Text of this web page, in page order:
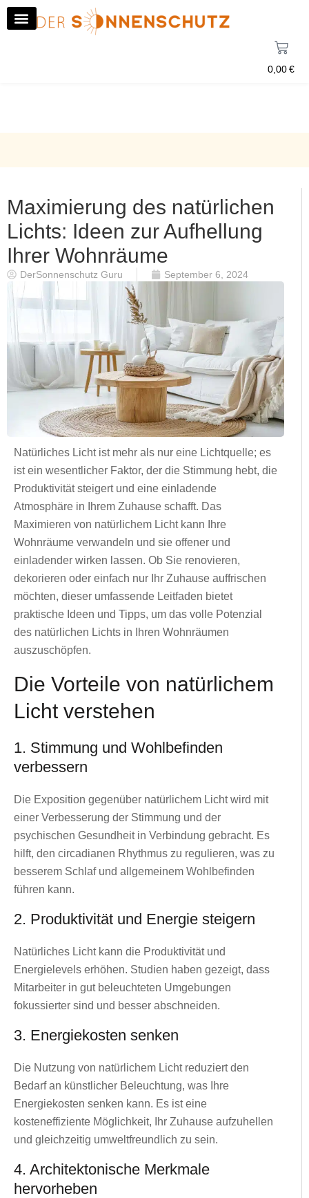
0,00€
Maximierung des natürlichen
Lichts: Ideen zur Aufhellung
Ihrer Wohnräume
DerSonnenschutz Guru September 6, 2024
Natürliches Licht ist mehr als nur eine Lichtquelle; es
ist ein wesentlicher Faktor, der die Stimmung hebt, die
Produktivität steigert und eine einladende
Atmosphäre in Ihrem Zuhause schafft. Das
Maximieren von natürlichem Licht kann Ihre
Wohnräume verwandeln und sie offener und
einladender wirken lassen. Ob Sie renovieren,
dekorieren oder einfach nur Ihr Zuhause auffrischen
möchten, dieser umfassende Leitfaden bietet
praktische Ideen und Tipps, um das volle Potenzial
des natürlichen Lichts in Ihren Wohnräumen
auszuschöpfen.
Die Vorteile von natürlichem
Licht verstehen
1. Stimmung und Wohlbefinden
verbessern
Die Exposition gegenüber natürlichem Licht wird mit
einer Verbesserung der Stimmung und der
psychischen Gesundheit in Verbindung gebracht. Es
hilft, den circadianen Rhythmus zu regulieren, was zu
besserem Schlaf und allgemeinem Wohlbefinden
führen kann.
2. Produktivität und Energie steigern
Natürliches Licht kann die Produktivität und
Energielevels erhöhen. Studien haben gezeigt, dass
Mitarbeiter in gut beleuchteten Umgebungen
fokussierter sind und besser abschneiden.
3. Energiekosten senken
Die Nutzung von natürlichem Licht reduziert den
Bedarf an künstlicher Beleuchtung, was Ihre
Energiekosten senken kann. Es ist eine
kosteneffiziente Möglichkeit, Ihr Zuhause aufzuhellen
und gleichzeitig umweltfreundlich zu sein.
4. Architektonische Merkmale
hervorheben